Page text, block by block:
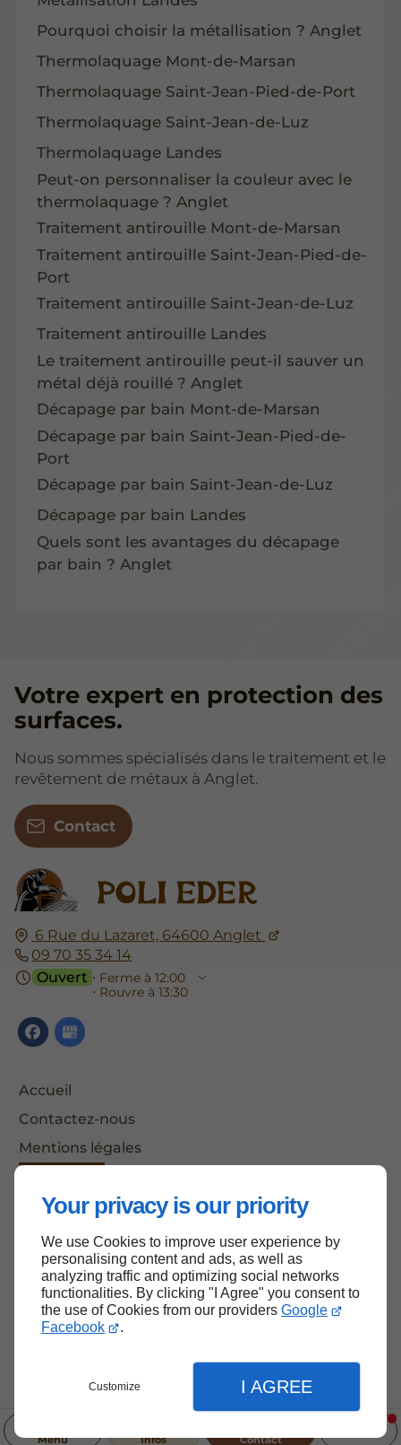
Your privacy is our priority
We use Cookies to improve user experience by
personalising content and ads, as well as
analyzing traffic and optimizing social networks
functionalities. By clicking "I Agree" you consent to
the use of Cookies from our providers Google
Facebook
.
Customize I AGREE
Menu Infos Contact
Pourquoi choisir la métallisation ? Anglet
Thermolaquage Mont-de-Marsan
Thermolaquage Saint-Jean-Pied-de-Port
Thermolaquage Saint-Jean-de-Luz
Thermolaquage Landes
Peut-on personnaliser la couleur avec le
thermolaquage ? Anglet
Traitement antirouille Mont-de-Marsan
Traitement antirouille Saint-Jean-Pied-de-
Port
Traitement antirouille Saint-Jean-de-Luz
Traitement antirouille Landes
Le traitement antirouille peut-il sauver un
métal déjà rouillé ? Anglet
Décapage par bain Mont-de-Marsan
Décapage par bain Saint-Jean-Pied-de-
Port
Décapage par bain Saint-Jean-de-Luz
Décapage par bain Landes
Quels sont les avantages du décapage
par bain ? Anglet
6 Rue du Lazaret, 64600 Anglet
09 70 35 34 14
Ouvert ⋅ Ferme à 12:00
⋅ Rouvre à 13:30
Accueil
Contactez-nous
Mentions légales
Votre expert en protection des
surfaces.
Nous sommes spécialisés dans le traitement et le
revêtement de métaux à Anglet.
Contact
Haut de page